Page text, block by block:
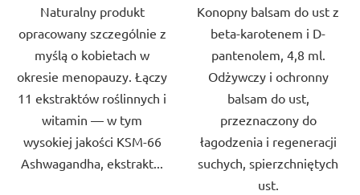
gwiazdek.
Naturalny produkt
opracowany szczególnie z
myślą o kobietach w
okresie menopauzy. Łączy
11 ekstraktów roślinnych i
witamin — w tym
wysokiej jakości KSM-66
Ashwagandha, ekstrakt...
gwiazdek.
Konopny balsam do ust z
beta-karotenem i D-
pantenolem, 4,8 ml.
Odżywczy i ochronny
balsam do ust,
przeznaczony do
łagodzenia i regeneracji
suchych, spierzchniętych
ust.